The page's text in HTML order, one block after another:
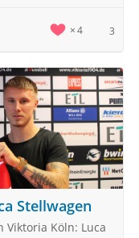
4 3
Stellwagen
Viktoria Köln: Luca